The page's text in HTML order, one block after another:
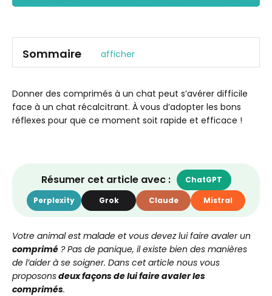
Sommaire
afficher
La méthode forte : contention simple ou lance-pilule
?
Contention simple
Donner des comprimés à un chat peut s’avérer difficile
face à un chat récalcitrant. À vous d’adopter les bons
réflexes pour que ce moment soit rapide et efficace !
Résumer cet article avec :
ChatGPT
Perplexity
Grok Claude Mistral
Votre animal est malade et vous devez lui faire avaler un
comprimé ? Pas de panique, il existe bien des manières
de l’aider à se soigner. Dans cet article nous vous
proposonsdeux façons de lui faire avaler les
comprimés.